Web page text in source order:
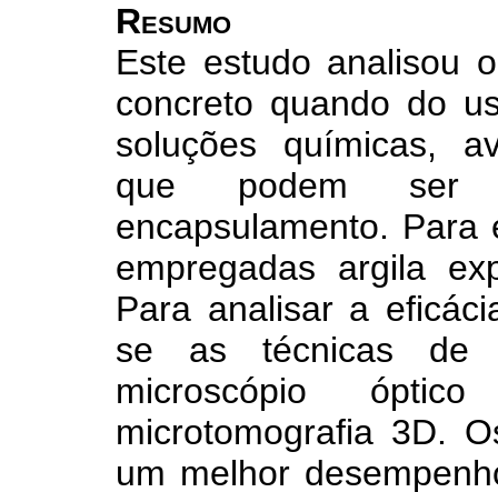
Resumo
Este estudo analisou
concreto quando do
soluções químicas,
que podem ser
encapsulamento.
empregadas argila
Para analisar a
se as técnicas de
microscópio
microtomografia 3D.
um melhor